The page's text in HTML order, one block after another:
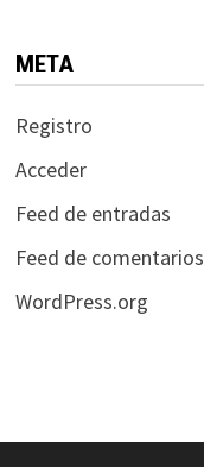
META
Registro
Acceder
Feed de entradas
Feed de comentarios
WordPress.org